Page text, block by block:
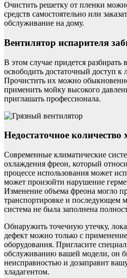
Очистить решетку от пленки
средств самостоятельно или
обслуживание на дому.
Вентилятор испарителя
В этом случае придется
освободить достаточный доступ к
Прочистить их можно
применить мойку высокого
приглашать профессионала.
Недостаточное количество
Современные климатические
охлаждения фреон, который
процессе использования может
может произойти нарушение
Изменение объема фреона могло
транспортировке и последующем
система не была заполнена
Обнаружить точечную утечку,
дефект можно только с
оборудования. Пригласите
обслуживанию вашей модели, он
неисправностью и дозаправит
хладагентом.